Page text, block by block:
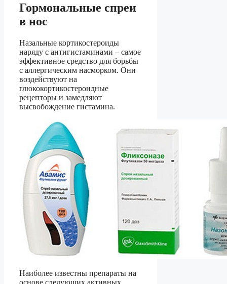
Гормональные спреи
в нос
Назальные кортикостероиды
наряду с антигистаминами – самое
эффективное средство для борьбы
с аллергическим насморком. Они
воздействуют на
глюкокортикостероидные
рецепторы и замедляют
высвобождение гистамина.
Наиболее известны препараты на
основе следующих активных